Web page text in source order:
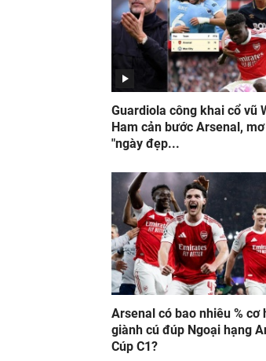
Guardiola công khai cổ vũ
Ham cản bước Arsenal,
"ngày đẹp...
Arsenal có bao nhiêu % cơ
giành cú đúp Ngoại hạng
Cúp C1?